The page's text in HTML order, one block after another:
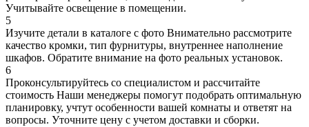
Учитывайте освещение в помещении.
5
Изучите детали в каталоге с фото Внимательно рассмотрите
качество кромки, тип фурнитуры, внутреннее наполнение
шкафов. Обратите внимание на фото реальных установок.
6
Проконсультируйтесь со специалистом и рассчитайте
стоимость Наши менеджеры помогут подобрать оптимальную
планировку, учтут особенности вашей комнаты и ответят на
вопросы. Уточните цену с учетом доставки и сборки.